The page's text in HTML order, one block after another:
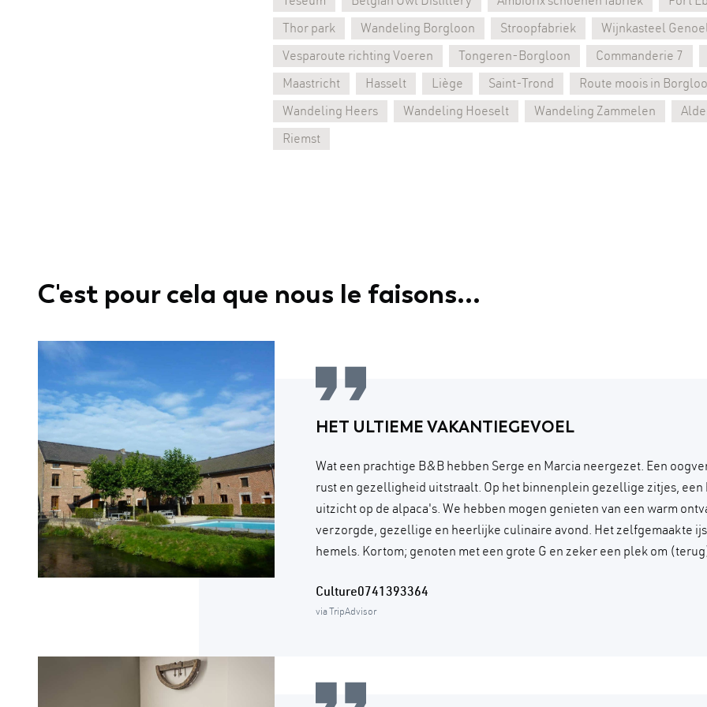
Thor park Wandeling Borgloon Stroopfabriek Wijnkasteel
Vesparoute richting Voeren Tongeren-Borgloon Commanderie 7
Maastricht Hasselt Liège Saint-Trond Route moois in
Wandeling Heers Wandeling Hoeselt Wandeling Zammelen
Riemst
C'est pour cela que nous le faisons...
HET ULTIEME VAKANTIEGEVOEL
Wat een prachtige B&B hebben Serge en Marcia neergezet. Een
rust en gezelligheid uitstraalt. Op het binnenplein gezellige zitjes, een
uitzicht op de alpaca's. We hebben mogen genieten van een warm
verzorgde, gezellige en heerlijke culinaire avond. Het zelfgemaakte ijs
hemels. Kortom; genoten met een grote G en zeker een plek om
Culture0741393364
via TripAdvisor